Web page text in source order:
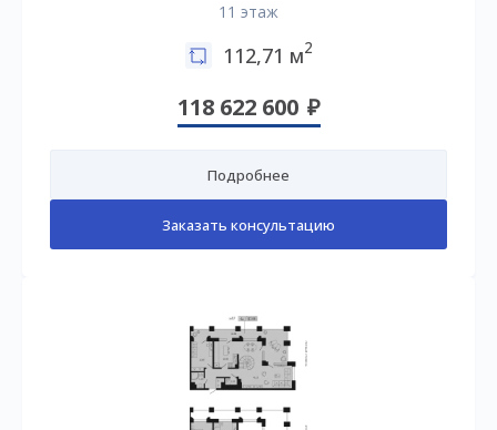
11 этаж
112,71 м2
118 622 600
Подробнее
Заказать консультацию